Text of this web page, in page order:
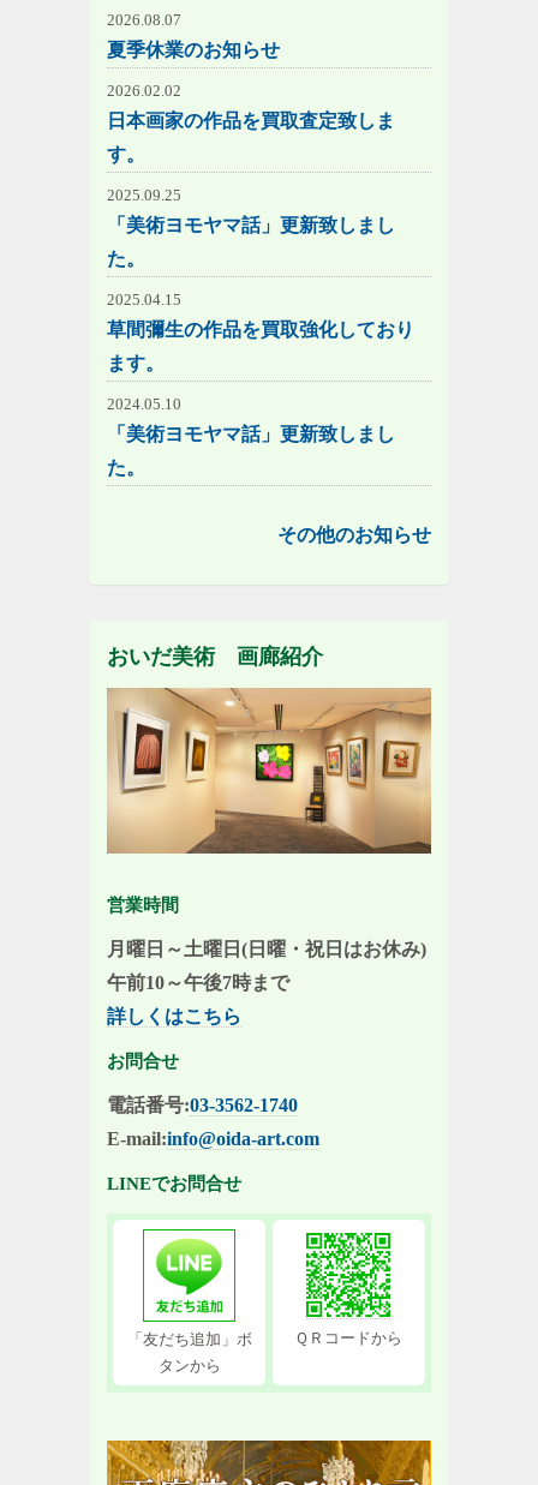
2026.08.07
夏季休業のお知らせ
2026.02.02
日本画家の作品を買取査定致しま
す。
2025.09.25
「美術ヨモヤマ話」更新致しまし
た。
2025.04.15
草間彌生の作品を買取強化しており
ます。
2024.05.10
「美術ヨモヤマ話」更新致しまし
た。
その他のお知らせ
おいだ美術 画廊紹介
営業時間
月曜日～土曜日(日曜・祝日はお休み)
午前10～午後7時まで
詳しくはこちら
お問合せ
電話番号:03-3562-1740
E-mail:info@oida-art.com
LINEでお問合せ
「友だち追加」ボ
タンから
ＱＲコードから